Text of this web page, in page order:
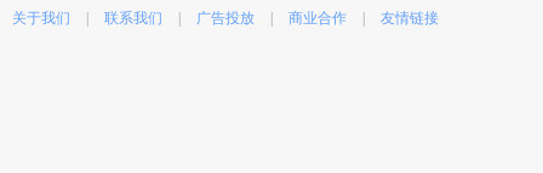
关于我们 | 联系我们 | 广告投放 | 商业合作 | 友情链接